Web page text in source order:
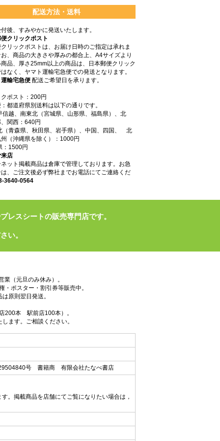
配送方法・送料
後、すみやかに発送いたします。
クリックポスト
リックポストは、お届け日時のご指定は承れま
、商品の大きさや厚みの都合上、A4サイズより
品、厚さ25mm以上の商品は、日本郵便クリック
なく、ヤマト運輸宅急便での発送となります。
輸宅急便 配送ご希望日を承ります。
ポスト：200円
都道府県別送料は以下の通りです。
信越、南東北（宮城県、山形県、福島県）、北
関西：640円
（青森県、秋田県、岩手県）、中国、四国、 北
（沖縄県を除く）：1000円
：1500円
店
ット掲載商品は倉庫で管理しております。お急
、ご注文後必ず弊社までお電話にてご連絡くだ
3640-0564
レスシートの販売専門店です。
い。
（元旦のみ休み）。
ポスター・割引券等販売中。
原則翌日発送。
200本 駅前店100本）。
ます。ご相談ください。
号 書籍商 有限会社たなべ書店
。掲載商品を店舗にてご覧になりたい場合は，